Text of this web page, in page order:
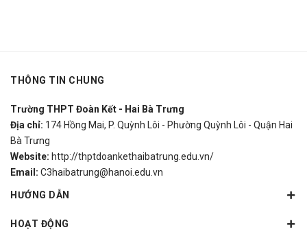
THÔNG TIN CHUNG
Trường THPT Đoàn Kết - Hai Bà Trưng
Địa chỉ: 174 Hồng Mai, P. Quỳnh Lôi - Phường Quỳnh Lôi - Quận Hai
Bà Trưng
Website: http://thptdoankethaibatrung.edu.vn/
Email: C3haibatrung@hanoi.edu.vn
HƯỚNG DẪN
HOẠT ĐỘNG